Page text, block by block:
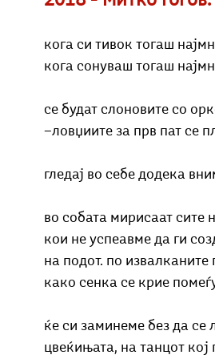
кога си тивок тогаш
кога сонуваш тогаш
се будат слоновите со
—ловџиите за прв пат се
гледај во себе додека
во собата мирисаат сите
кои не успеавме да ги
на подот. по
како сенка се крие
ќе си заминеме без да се
цвеќињата, на танцот